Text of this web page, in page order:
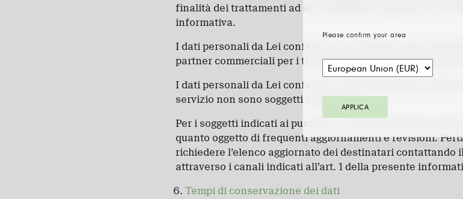
Please confirm your area
APPLICA
finalità dei trattamenti ad essi attribuiti ed agiranno nel
informativa.
I dati personali da Lei conferiti, per le finalità sopra
partner commerciali per i trattamenti dei dati previsti dalle
I dati personali da Lei conferiti e successivamente trattati
servizio non sono soggetti a diffusione.
Per i soggetti indicati ai punti a), c) e d) viene indicata solo
quanto oggetto di frequenti aggiornamenti e revisioni.
richiedere l’elenco aggiornato dei destinatari contattando
attraverso i canali indicati all’art. 1 della presente
Tempi di conservazione dei dati